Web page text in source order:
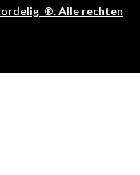
®. Alle rechten